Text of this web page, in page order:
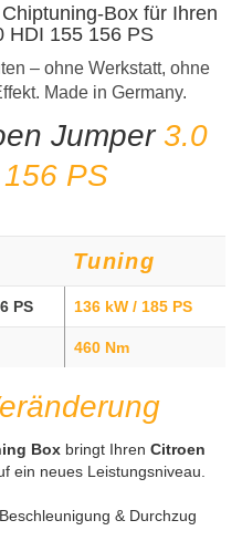
Box für Ihren
HDI 155 156 PS
– ohne Werkstatt, ohne
Made in Germany.
Jumper3.0
PS
Tuning
PS 136 kW / 185 PS
460 Nm
Box bringt Ihren Citroen
ein neues Leistungsniveau.
& Durchzug